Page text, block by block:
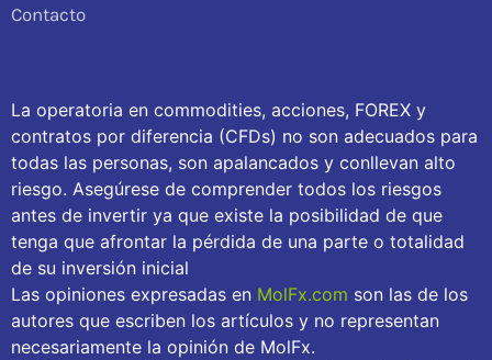
Contacto
La operatoria en commodities, acciones, FOREX y
contratos por diferencia (CFDs) no son adecuados para
todas las personas, son apalancados y conllevan alto
riesgo. Asegúrese de comprender todos los riesgos
antes de invertir ya que existe la posibilidad de que
tenga que afrontar la pérdida de una parte o totalidad
de su inversión inicial
Las opiniones expresadas en MolFx.com son las de los
autores que escriben los artículos y no representan
necesariamente la opinión de MolFx.